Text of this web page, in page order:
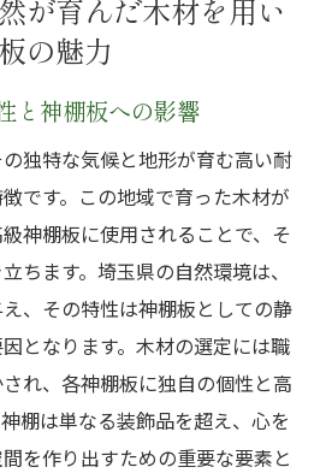
が育んだ木材を用い
の魅力
と神棚板への影響
独特な気候と地形が育む高い耐
です。この地域で育った木材が
級神棚板に使用されることで、そ
ちます。埼玉県の自然環境は、
、その特性は神棚板としての静
となります。木材の選定には職
れ、各神棚板に独自の個性と高
棚は単なる装飾品を超え、心を
を作り出すための重要な要素と